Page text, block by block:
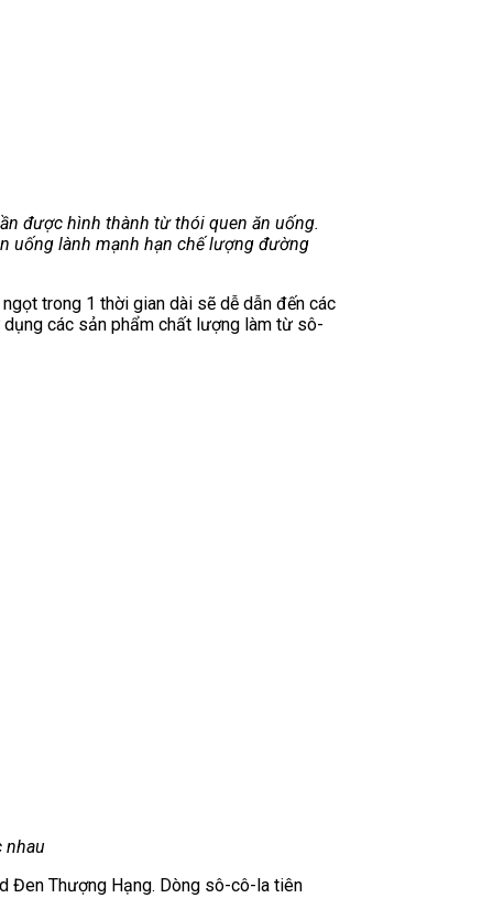
được hình thành từ thói quen ăn uống.
uống lành mạnh hạn chế lượng đường
trong 1 thời gian dài sẽ dễ dẫn đến các
các sản phẩm chất lượng làm từ sô-
nhau
Đen Thượng Hạng. Dòng sô-cô-la tiên